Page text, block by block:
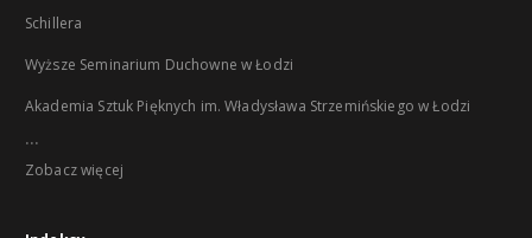
Schillera
Wyższe Seminarium Duchowne w Łodzi
Akademia Sztuk Pięknych im. Władysława Strzemińskiego w Łodzi
...
Zobacz więcej